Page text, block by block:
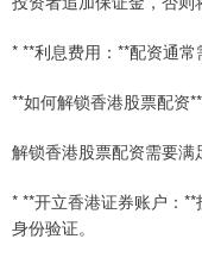
* **利息费用：**配资通常
**如何解锁香港股票配资**
解锁香港股票配资需要满
* **开立香港证券账户：
身份验证。